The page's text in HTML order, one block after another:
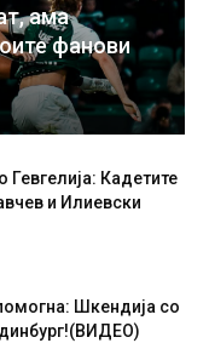
ама
фанови
Кадетите
и Илиевски
Шкендија со